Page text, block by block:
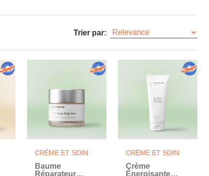
Trier par:
CRÈME ET SOIN
Baume
Réparateur
CRÈME ET SOIN
Crème
Énergisante